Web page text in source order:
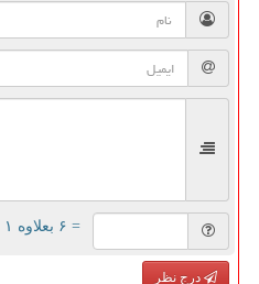
= ۶ بعلاوه ۱
درج نظر